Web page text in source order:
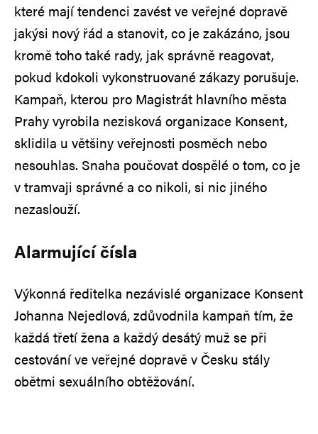
které mají tendenci zavést ve veřejné dopravě
jakýsi nový řád a stanovit, co je zakázáno, jsou
kromě toho také rady, jak správně reagovat,
pokud kdokoli vykonstruované zákazy porušuje.
Kampaň, kterou pro Magistrát hlavního města
Prahy vyrobila nezisková organizace Konsent,
sklidila u většiny veřejnosti posměch nebo
nesouhlas. Snaha poučovat dospělé o tom, co je
v tramvaji správné a co nikoli, si nic jiného
nezaslouží.
Alarmující čísla
Výkonná ředitelka nezávislé organizace Konsent
Johanna Nejedlová, zdůvodnila kampaň tím, že
každá třetí žena a každý desátý muž se při
cestování ve veřejné dopravě v Česku stály
obětmi sexuálního obtěžování.